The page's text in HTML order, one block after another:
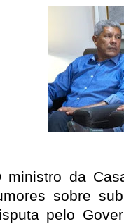
ministro da
sobre
pelo